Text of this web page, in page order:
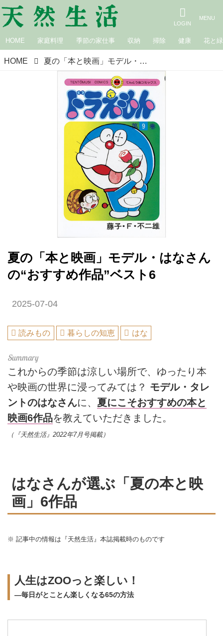
HOME 家庭料理 季節の家仕事 収納 掃除 健康 花と緑
HOME 夏の「本と映画」モデル・はなさんの“おすすめ作品”ベスト6
夏の「本と映画」モデル・はなさん
の“おすすめ作品”ベスト6
2025-07-04
読みもの 暮らしの知恵 はな
これからの季節は涼しい場所で、ゆったり本
や映画の世界に浸ってみては？ モデル・タレ
ントのはなさんに、 夏にこそおすすめの本と
映画6作品を教えていただきました。
（『天然生活』2022年7月号掲載）
はなさんが選ぶ「夏の本と映
画」6作品
※ 記事中の情報は『天然生活』本誌掲載時のものです
人生はZOOっと楽しい！
―毎日がとことん楽しくなる65の方法